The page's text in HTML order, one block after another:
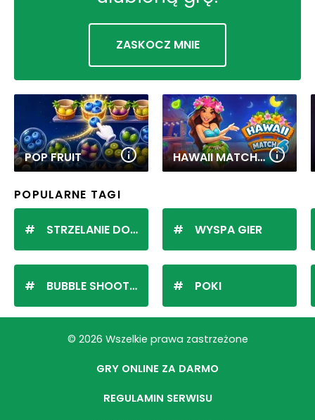
ZASKOCZ MNIE
POP FRUIT HAWAII MATCH 6
POPULARNE TAGI
STRZELANIE DO KULEK
BUBBLE SHOOTER
WYSPA GIER
POKI
© 2026 Wszelkie prawa zastrzeżone
GRY ONLINE ZA DARMO
REGULAMIN SERWISU